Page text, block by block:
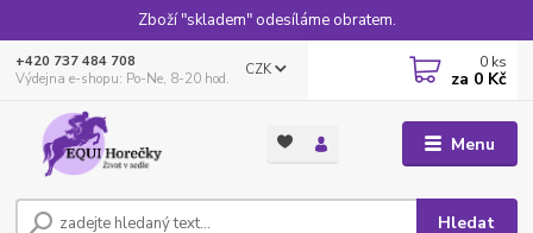
Zboží "skladem" odesíláme obratem.
Menu
CZK
Hledat
+420 737 484 708
Výdejna e-shopu: Po-Ne, 8-20 hod.
0 ks
za 0 Kč